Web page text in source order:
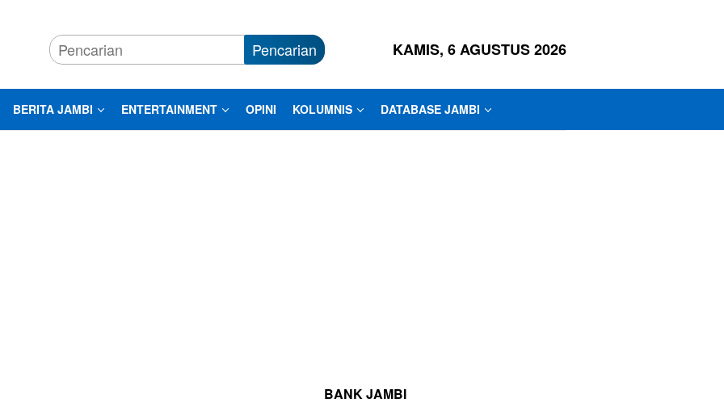
Pencarian KAMIS, 6 AGUSTUS 2026
BERITA JAMBI ENTERTAINMENT OPINI KOLUMNIS DATABASE JAMBI
BANK JAMBI